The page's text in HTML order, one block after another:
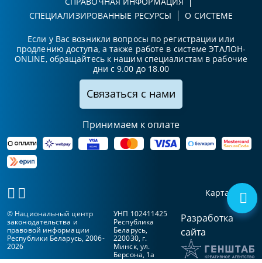
СПЕЦИАЛИЗИРОВАННЫЕ РЕСУРСЫ
О СИСТЕМЕ
Если у Вас возникли вопросы по регистрации или
продлению доступа, а также работе в системе ЭТАЛОН-
ONLINE, обращайтесь к нашим специалистам в рабочие
дни с 9.00 до 18.00
Связаться с нами
Принимаем к оплате
Карта сайта
© Национальный центр
законодательства и
правовой информации
Республики Беларусь, 2006-
2026
УНП 102411425
Республика
Беларусь,
220030, г.
Минск, ул.
Берсона, 1а
Разработка
сайта